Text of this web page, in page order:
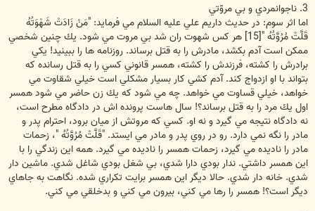
3. ناجوانمردي و بي مروّتي
اما اثر سوم: در حديث داريم علي عليه السلام مي فرمايد: "مَنْ زَادَتْ شَهْوَتُهُ
قَلَّتْ مُرُوَّتُهُ "[15] هر كس شهوت ران شد بي مروت مي شود. يك چنين شخصي
ممكن است آدم بكشد، مادرش را به قتل برساند. روزنامه ها را ببينيد! يكي
برادرش را كشته، فرزندش را كشته، همسر قانوني كسي را به قتل رسانده كه
بتواند با او ازدواج كند. آدم كشي كار بسيار مشكلي است خيلي شقاوت مي
خواهد، خيلي قساوت مي خواهد. چه مي شود كه يك زن حاضر مي شود همسر
اول يك مرد را به قتل برساند؟! سال هاست پرونده اش در دادگاه مطرح است،
نه دادگاه نتيجه مي گيرد و نه او. كسي كه مروتش از ميان برود، احترام پدر و
مادر را نگه نمي دارد. رو در روي پدر و مادر مي ايستد. "قَلَّتْ مُرُوَّتُهُ "، زحمات
مادر را ناديده مي گيرد، زحمات همسر را ناديده مي گيرد. همه اين زندگي را با
اين همسر داشتي. ندار بودي دارا شدي، بي شغل بودي شاغل شدي. ماشين دار
شدي. خانه دار شدي. حالا ديگر اين همسر برايت تكراري شده. نگاهت به جاهاي
ديگر است؟! همسر را رها مي كني، بيرون مي كني و بدخلقي مي كني.